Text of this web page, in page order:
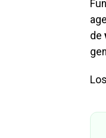
de